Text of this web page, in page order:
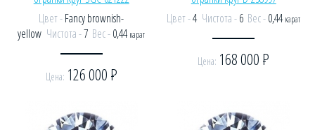
Цвет -Fancy brownish-
yellow Чистота -7 Вес -0,44 карат
Цена: 126 000 Р
Цвет -4 Чистота -6 Вес -0,44 карат
Цена: 168 000 Р